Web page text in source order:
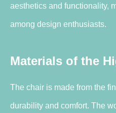
aesthetics and functionality,
among design enthusiasts.
Materials of the
The chair is made from the
durability and comfort. The